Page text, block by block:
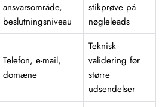
ansvarsområde,
beslutningsniveau
stikprøve på
nøgleleads
Telefon, e-mail,
domæne
Teknisk
validering før
større
udsendelser